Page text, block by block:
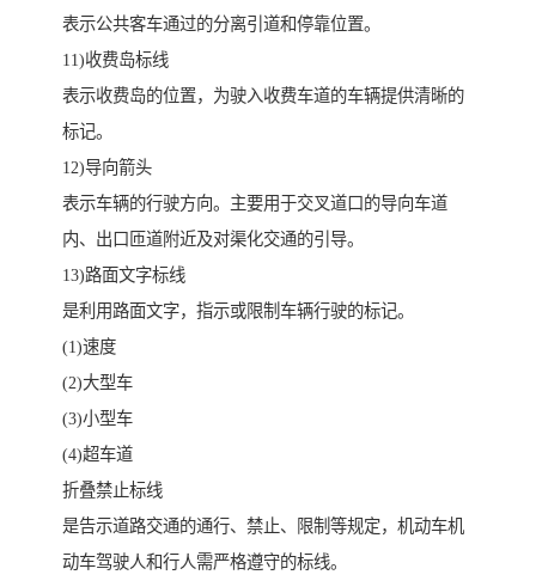
表示公共客车通过的分离引道和停靠位置。
11)收费岛标线
表示收费岛的位置，为驶入收费车道的车辆提供清晰的
标记。
12)导向箭头
表示车辆的行驶方向。主要用于交叉道口的导向车道
内、出口匝道附近及对渠化交通的引导。
13)路面文字标线
是利用路面文字，指示或限制车辆行驶的标记。
(1)速度
(2)大型车
(3)小型车
(4)超车道
折叠禁止标线
是告示道路交通的通行、禁止、限制等规定，机动车机
动车驾驶人和行人需严格遵守的标线。